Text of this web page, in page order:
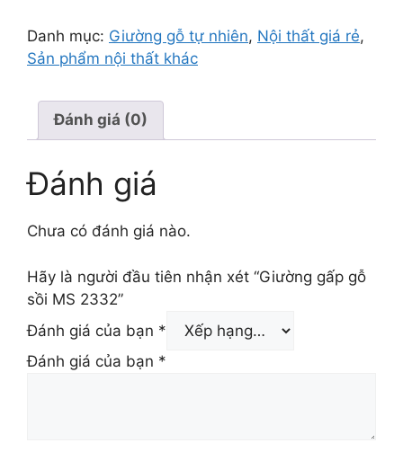
là:
4.700.000 ₫.
tại
Danh mục: Giường gỗ tự nhiên, Nội thất giá rẻ,
Sản phẩm nội thất khác
Đánh giá (0)
Đánh giá
Chưa có đánh giá nào.
Hãy là người đầu tiên nhận xét “Giường gấp gỗ
sồi MS 2332”
Đánh giá của bạn *
Đánh giá của bạn *